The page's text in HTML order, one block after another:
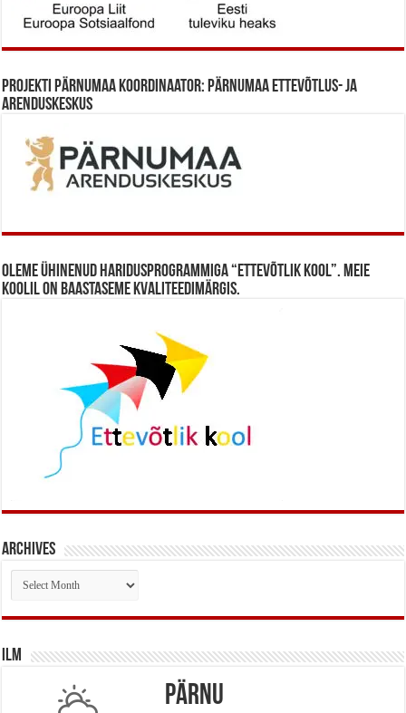
Projekti Pärnumaa koordinaator: Pärnumaa Ettevõtlus- ja
Arenduskeskus
Oleme ühinenud haridusprogrammiga “Ettevõtlik Kool”. Meie
koolil on baastaseme kvaliteedimärgis.
Archives
Archives
Ilm
Pärnu